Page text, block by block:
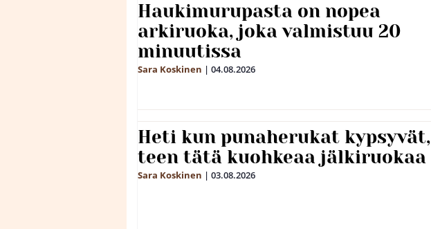
Haukimurupasta on nopea
arkiruoka, joka valmistuu 20
minuutissa
Sara Koskinen | 04.08.2026
Heti kun punaherukat kypsyvät,
teen tätä kuohkeaa jälkiruokaa
Sara Koskinen | 03.08.2026